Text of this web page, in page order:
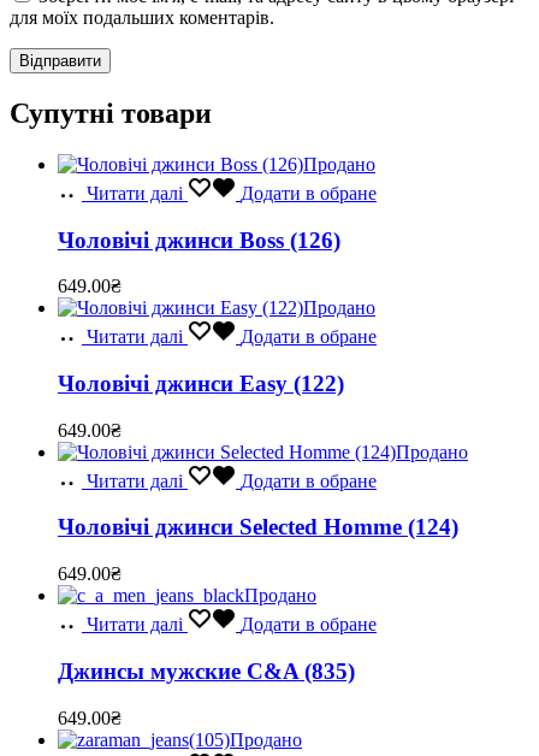
для моїх подальших коментарів.
Супутні товари
Продано
Читати далі
Додати в обране
Чоловічі джинси Boss (126)
649.00₴
Продано
Читати далі
Додати в обране
Чоловічі джинси Easy (122)
649.00₴
Продано
Читати далі
Додати в обране
Чоловічі джинси Selected Homme (124)
649.00₴
Продано
Читати далі
Додати в обране
Джинсы мужские C&A (835)
649.00₴
Продано